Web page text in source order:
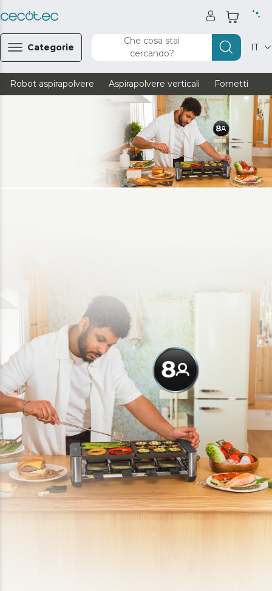
Categorie
Che cosa stai
cercando?
IT
Robot aspirapolvere Aspirapolvere verticali Fornetti